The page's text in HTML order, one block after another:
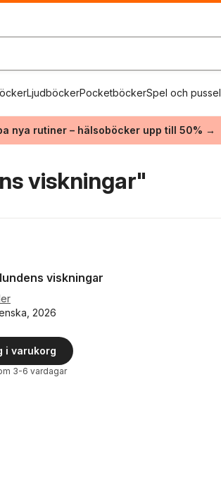
LjudböckerPocketböckerSpel och pussel
nya rutiner – hälsoböcker upp till 50% →
viskningar"
viskningar
2026
i varukorg
3-6 vardagar